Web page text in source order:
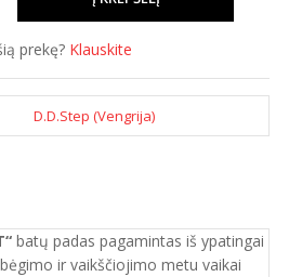
prekę? Klauskite
D.D.Step (Vengrija)
batų padas pagamintas iš ypatingai
ir vaikščiojimo metu vaikai